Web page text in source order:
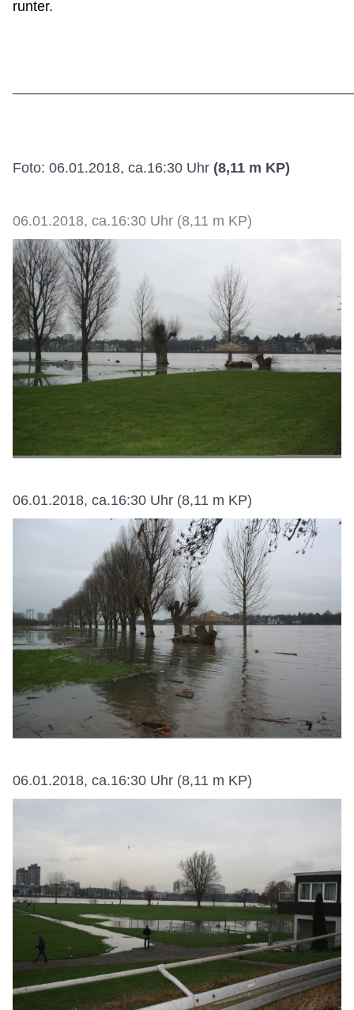
runter.
Foto: 06.01.2018, ca.16:30 Uhr (8,11 m KP)
06.01.2018, ca.16:30 Uhr (8,11 m KP)
06.01.2018, ca.16:30 Uhr (8,11 m KP)
06.01.2018, ca.16:30 Uhr (8,11 m KP)